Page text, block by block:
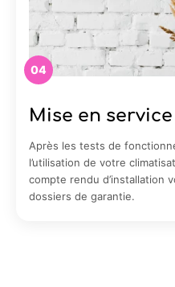
04
Mise en
Après les tests de
l’utilisation de votre
compte rendu d’installation
dossiers de garantie.